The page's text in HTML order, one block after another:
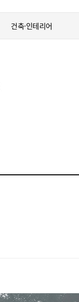
건축·인테리어